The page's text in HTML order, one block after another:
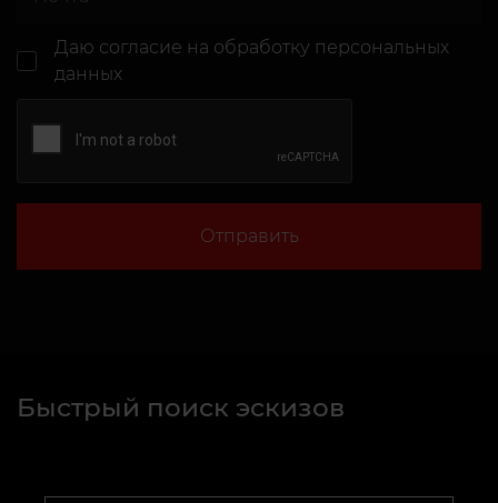
Даю согласие на обработку персональных
данных
Отправить
Быстрый поиск эскизов